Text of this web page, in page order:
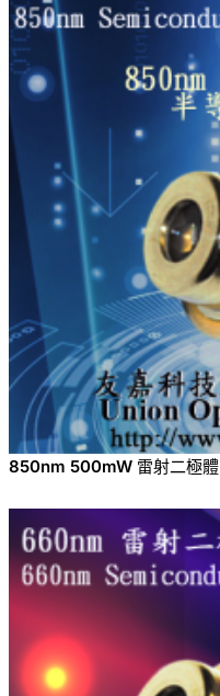
850nm 500mW 雷射二極體